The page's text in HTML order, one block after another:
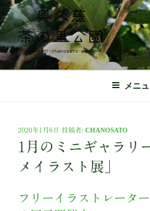
ン
テ
ン
ツ
奥久慈茶の里公園
日本最北端の茶の産地 奥久慈茶の
メニ
投
稿
日:
2020年1月6日 投稿者: CHANOSATO
1月のミニギャラリ
メイラスト展」
フリーイラストレータ